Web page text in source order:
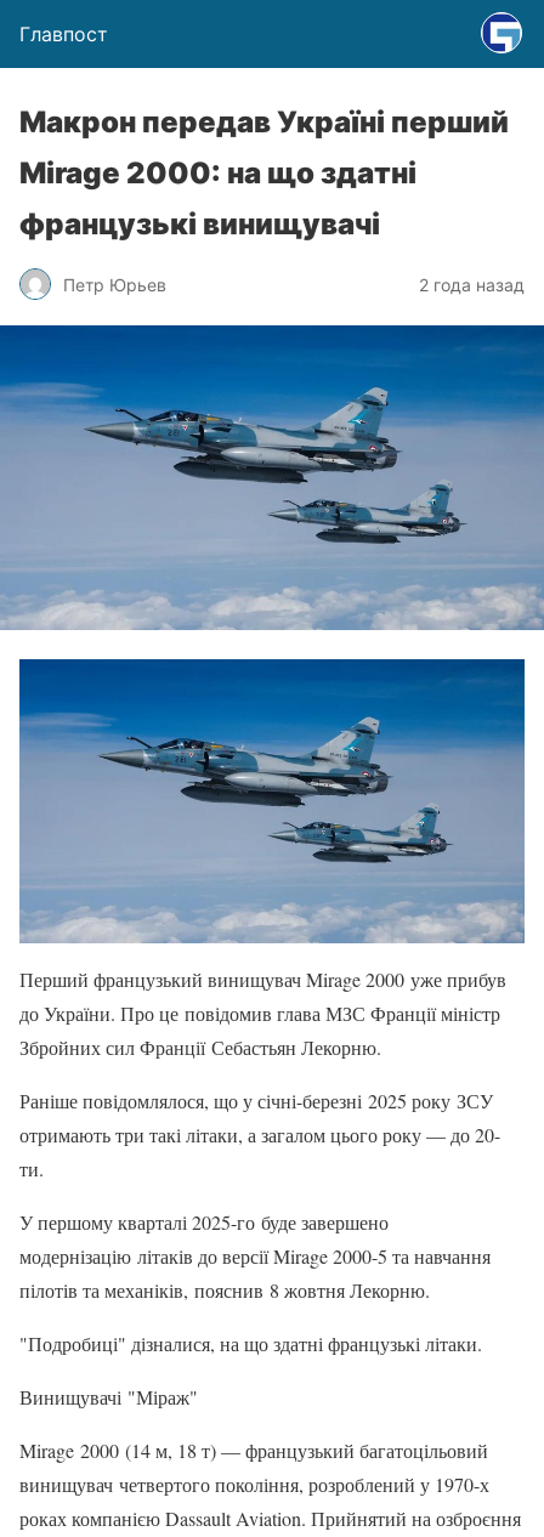
Главпост
Макрон передав Україні перший
Mirage 2000: на що здатні
французькі винищувачі
Петр Юрьев 2 года назад
Перший французький винищувач Mirage 2000 уже прибув
до України. Про це повідомив глава МЗС Франції міністр
Збройних сил Франції Себастьян Лекорню.
Раніше повідомлялося, що у січні-березні 2025 року ЗСУ
отримають три такі літаки, а загалом цього року — до 20-
ти.
У першому кварталі 2025-го буде завершено
модернізацію літаків до версії Mirage 2000-5 та навчання
пілотів та механіків, пояснив 8 жовтня Лекорню.
"Подробиці" дізналися, на що здатні французькі літаки.
Винищувачі "Міраж"
Mirage 2000 (14 м, 18 т) — французький багатоцільовий
винищувач четвертого покоління, розроблений у 1970-х
роках компанією Dassault Aviation. Прийнятий на озброєння